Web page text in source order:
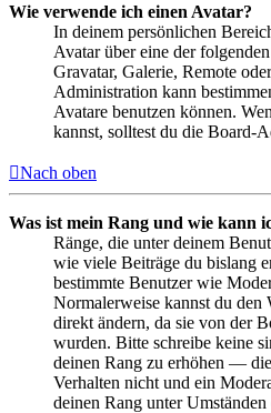
Wie verwende ich einen Avatar?
In deinem persönlichen
Avatar über eine der
Gravatar, Galerie, Remote
Administration kann
Avatare benutzen können.
kannst, solltest du die Board-
Nach oben
Was ist mein Rang und wie kann
Ränge, die unter deinem
wie viele Beiträge du bislang
bestimmte Benutzer wie
Normalerweise kannst du den
direkt ändern, da sie von der
wurden. Bitte schreibe keine
deinen Rang zu erhöhen —
Verhalten nicht und ein
deinen Rang unter